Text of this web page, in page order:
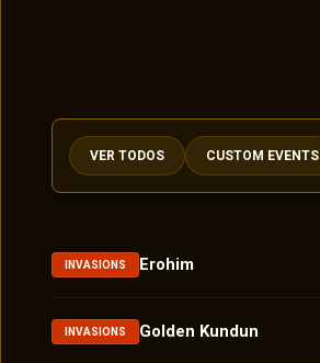
VER TODOS CUSTOM EVENTS
INVASIONS Erohim
INVASIONS Golden Kundun